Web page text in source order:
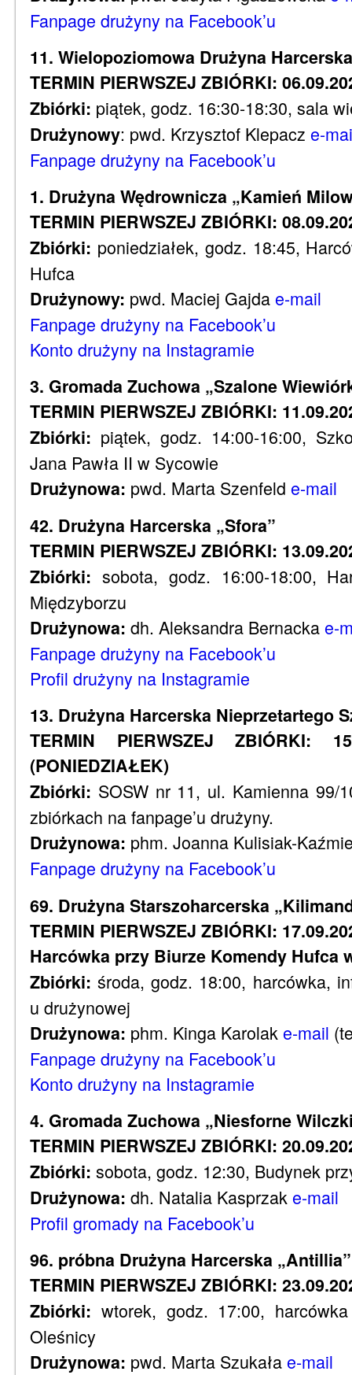
Fanpage drużyny na Facebook’u
11. Wielopoziomowa Drużyna
TERMIN PIERWSZEJ ZBIÓRKI:
Zbiórki: piątek, godz. 16:30-18:30, sala
Drużynowy: pwd. Krzysztof Klepacz e-
Fanpage drużyny na Facebook’u
1. Drużyna Wędrownicza „Kamień
TERMIN PIERWSZEJ ZBIÓRKI:
Zbiórki: poniedziałek, godz. 18:45,
Hufca
Drużynowy: pwd. Maciej Gajda e-mail
Fanpage drużyny na Facebook’u
Konto drużyny na Instagramie
3. Gromada Zuchowa „Szalone
TERMIN PIERWSZEJ ZBIÓRKI:
Zbiórki: piątek, godz. 14:00-16:00,
Jana Pawła II w Sycowie
Drużynowa: pwd. Marta Szenfeld e-mail
42. Drużyna Harcerska „Sfora”
TERMIN PIERWSZEJ ZBIÓRKI:
Zbiórki: sobota, godz. 16:00-18:00,
Międzyborzu
Drużynowa: dh. Aleksandra Bernacka e-
Fanpage drużyny na Facebook’u
Profil drużyny na Instagramie
13. Drużyna Harcerska Nieprzetartego
TERMIN PIERWSZEJ ZBIÓRKI:
(PONIEDZIAŁEK)
Zbiórki: SOSW nr 11, ul. Kamienna 99/
zbiórkach na fanpage’u drużyny.
Drużynowa: phm. Joanna Kulisiak-
Fanpage drużyny na Facebook’u
69. Drużyna Starszoharcerska
TERMIN PIERWSZEJ ZBIÓRKI:
Harcówka przy Biurze Komendy Hufca
Zbiórki: środa, godz. 18:00, harcówka,
u drużynowej
Drużynowa: phm. Kinga Karolak e-mail
Fanpage drużyny na Facebook’u
Konto drużyny na Instagramie
4. Gromada Zuchowa „Niesforne
TERMIN PIERWSZEJ ZBIÓRKI:
Zbiórki: sobota, godz. 12:30, Budynek
Drużynowa: dh. Natalia Kasprzak e-mail
Profil gromady na Facebook’u
96. próbna Drużyna Harcerska „Antillia”
TERMIN PIERWSZEJ ZBIÓRKI:
Zbiórki: wtorek, godz. 17:00,
Oleśnicy
Drużynowa: pwd. Marta Szukała e-mail